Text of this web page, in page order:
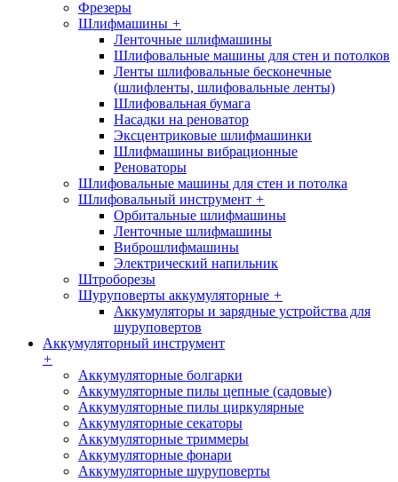
Фрезеры
Шлифмашины +
Ленточные шлифмашины
Шлифовальные машины для стен и потолков
Ленты шлифовальные бесконечные
(шлифленты, шлифовальные ленты)
Шлифовальная бумага
Насадки на реноватор
Эксцентриковые шлифмашинки
Шлифмашины вибрационные
Реноваторы
Шлифовальные машины для стен и потолка
Шлифовальный инструмент +
Орбитальные шлифмашины
Ленточные шлифмашины
Виброшлифмашины
Электрический напильник
Штроборезы
Шуруповерты аккумуляторные +
Аккумуляторы и зарядные устройства для
шуруповертов
Аккумуляторный инструмент
+
Аккумуляторные болгарки
Аккумуляторные пилы цепные (садовые)
Аккумуляторные пилы циркулярные
Аккумуляторные секаторы
Аккумуляторные триммеры
Аккумуляторные фонари
Аккумуляторные шуруповерты